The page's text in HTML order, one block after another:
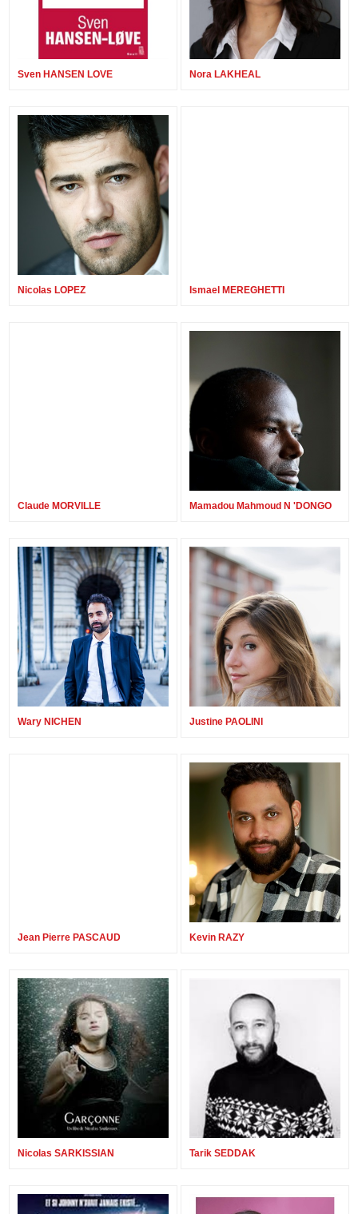
Sven HANSEN LOVE Nora LAKHEAL
Nicolas LOPEZ Ismael MEREGHETTI
Claude MORVILLE Mamadou Mahmoud N 'DONGO
Wary NICHEN Justine PAOLINI
Jean Pierre PASCAUD Kevin RAZY
Nicolas SARKISSIAN Tarik SEDDAK